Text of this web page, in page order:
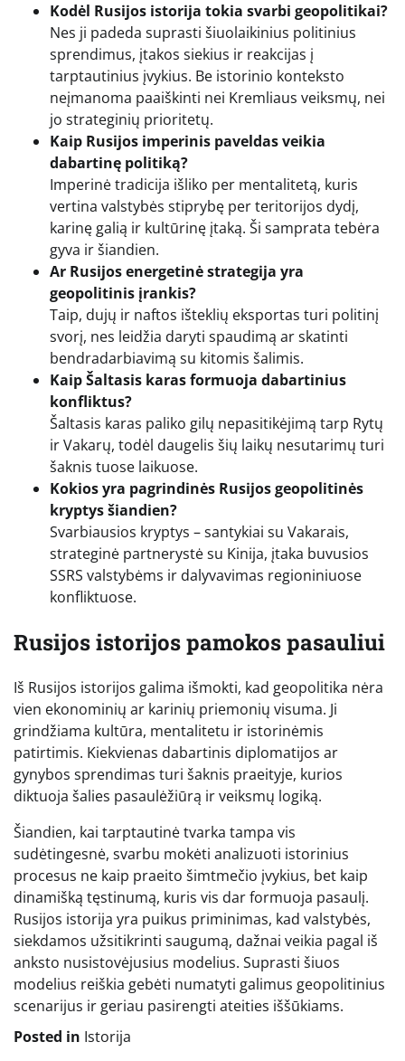
Kodėl Rusijos istorija tokia svarbi geopolitikai?
Nes ji padeda suprasti šiuolaikinius politinius
sprendimus, įtakos siekius ir reakcijas į
tarptautinius įvykius. Be istorinio konteksto
neįmanoma paaiškinti nei Kremliaus veiksmų, nei
jo strateginių prioritetų.
Kaip Rusijos imperinis paveldas veikia
dabartinę politiką?
Imperinė tradicija išliko per mentalitetą, kuris
vertina valstybės stiprybę per teritorijos dydį,
karinę galią ir kultūrinę įtaką. Ši samprata tebėra
gyva ir šiandien.
Ar Rusijos energetinė strategija yra
geopolitinis įrankis?
Taip, dujų ir naftos išteklių eksportas turi politinį
svorį, nes leidžia daryti spaudimą ar skatinti
bendradarbiavimą su kitomis šalimis.
Kaip Šaltasis karas formuoja dabartinius
konfliktus?
Šaltasis karas paliko gilų nepasitikėjimą tarp Rytų
ir Vakarų, todėl daugelis šių laikų nesutarimų turi
šaknis tuose laikuose.
Kokios yra pagrindinės Rusijos geopolitinės
kryptys šiandien?
Svarbiausios kryptys – santykiai su Vakarais,
strateginė partnerystė su Kinija, įtaka buvusios
SSRS valstybėms ir dalyvavimas regioniniuose
konfliktuose.
Rusijos istorijos pamokos pasauliui
Iš Rusijos istorijos galima išmokti, kad geopolitika nėra
vien ekonominių ar karinių priemonių visuma. Ji
grindžiama kultūra, mentalitetu ir istorinėmis
patirtimis. Kiekvienas dabartinis diplomatijos ar
gynybos sprendimas turi šaknis praeityje, kurios
diktuoja šalies pasaulėžiūrą ir veiksmų logiką.
Šiandien, kai tarptautinė tvarka tampa vis
sudėtingesnė, svarbu mokėti analizuoti istorinius
procesus ne kaip praeito šimtmečio įvykius, bet kaip
dinamišką tęstinumą, kuris vis dar formuoja pasaulį.
Rusijos istorija yra puikus priminimas, kad valstybės,
siekdamos užsitikrinti saugumą, dažnai veikia pagal iš
anksto nusistovėjusius modelius. Suprasti šiuos
modelius reiškia gebėti numatyti galimus geopolitinius
scenarijus ir geriau pasirengti ateities iššūkiams.
Posted in Istorija